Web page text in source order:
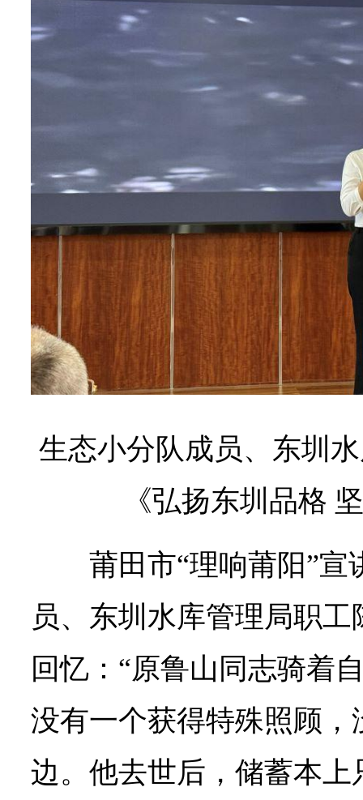
生态小分队成员、东圳
《弘扬东圳品格
莆田市“理响莆阳”宣
员、东圳水库管理局职
回忆：“原鲁山同志骑着
没有一个获得特殊照顾，
边。他去世后，储蓄本上